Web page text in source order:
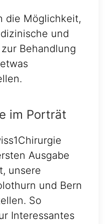
die Möglichkeit,
und
Behandlung
im Porträt
Ausgabe
unsere
und Bern
So
Interessantes